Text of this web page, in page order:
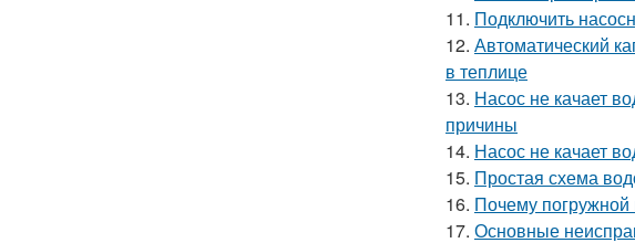
11. Подключить
12. Автоматический
в теплице
13. Насос не качает
причины
14. Насос не качает
15. Простая схема
16. Почему погружной
17. Основные